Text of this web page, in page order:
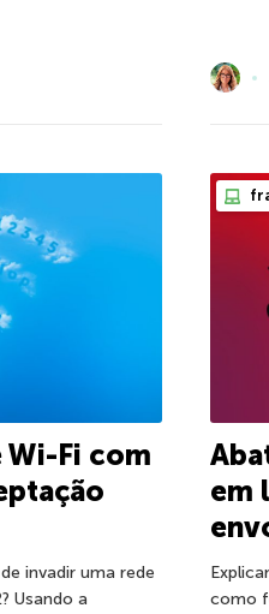
Wi-Fi com
invadir uma rede
Usando a
em
como